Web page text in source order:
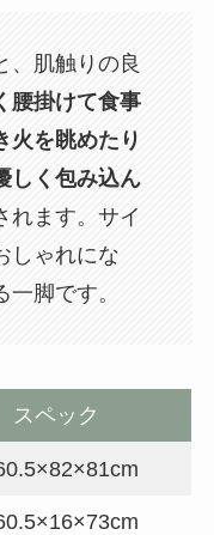
、肌触りの良
腰掛けて食事
火を眺めたり
しく包み込ん
れます。サイ
しゃれにな
脚です。
スペック